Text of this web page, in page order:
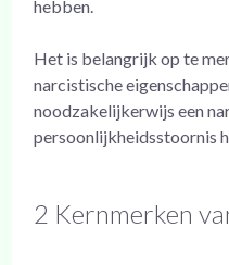
hebben.
Het is belangrijk op te
narcistische
noodzakelijkerwijs een
persoonlijkheidsstoornis
2 Kernmerken